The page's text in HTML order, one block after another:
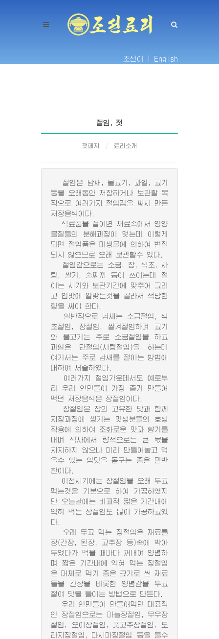
조선어 | English
절임, 젓
첫페지 료리소개
절임은 남새, 물고기, 과일, 고기
등을 오래동안 저장하거나 보관할 목
적으로 여러가지 절임감을 써서 만든
저장음식이다.
식료품을 절이면 재료속에서 영양
물질들의 분해과정이 멎는데 이렇게
되면 절임품은 미생물에 의하여 변질
되지 않으므로 오래 보관할수 있다.
절임감으로는 소금, 장, 식초, 사
탕, 쌀겨, 술찌끼 등이 쓰이는데 절
이는 시기와 보관기간에 맞추어 그리
고 입맛에 알맞는것을 골라서 적당한
량을 써야 한다.
일반적으로 남새는 소금절임, 식
초절임, 장절임, 쌀겨절임하며 고기
와 물고기는 주로 소금절임을 하고
과일은 단절임(사탕절임)을 하는데
여기서는 주로 남새를 절이는 방법에
대하여 서술하였다.
여러가지 절임가운데서도 예로부
터 우리 인민들이 가장 즐겨 만들어
먹던 저장음식은 장절임이다.
장절임은 장의 고유한 맛과 함께
저장과정에 생기는 맛성분들의 호상
작용에 의하여 조화로운 맛과 향기를
내며 식사에서 량적으로는 큰 몫을
차지하지 않으나 미리 만들어놓고 먹
을수 있는 입맛을 돋구는 좋은 밑반
찬이다.
이전시기에는 장절임을 오래 두고
먹는것을 기본으로 하여 가공하였지
만 오늘날에는 비교적 짧은 기간내에
익혀 먹는 장절임도 많이 가공하고있
다.
오래 두고 먹는 장절임은 재료를
장(간장, 된장, 고추장 등)속에 박아
두었다가 먹을 때마다 꺼내여 양념하
며 짧은 기간내에 익혀 먹는 장절임
은 대체로 먹기 좋은 크기로 썬 재료
들을 간장을 비롯한 양념감을 두고
절여 맛을 들이는 방법으로 만든다.
우리 인민들이 만들어먹던 대표적
인 장절임으로는 마늘장절임, 무우장
절임, 오이장절임, 풋고추장절임, 도
라지장절임, 다시마장절임 등을 들수